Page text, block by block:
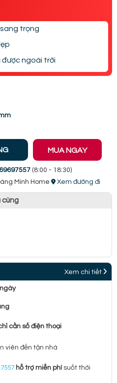
trọng
được ngoài trời
MUA NGAY
(8:00 - 18:30)
Minh Home
Xem đường đi
cùng
Xem chi tiết
cần số điện thoại
viên đến tận nhà
hỗ trợ miễn phísuốt thời